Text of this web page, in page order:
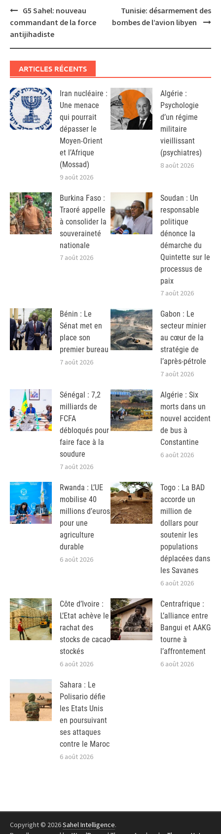
Post
navigation
G5 Sahel: nouveau
commandant de la force
antijihadiste
Tunisie: désarmement des
bombes de l’avion libyen
ARTICLES RÉCENTS
Iran nucléaire :
Une menace
qui pourrait
dépasser le
Moyen-Orient
et l’Afrique
(Mossad)
9 août 2026
Algérie :
Psychologie
d’un régime
militaire
vieillissant
(psychiatres)
8 août 2026
Burkina Faso :
Traoré appelle
à consolider la
souveraineté
nationale
7 août 2026
Soudan : Un
responsable
politique
dénonce la
démarche du
Quintette sur le
processus de
paix
7 août 2026
Bénin : Le
Sénat met en
place son
premier bureau
7 août 2026
Gabon : Le
secteur minier
au cœur de la
stratégie de
l’après-pétrole
7 août 2026
Sénégal : 7,2
milliards de
FCFA
débloqués pour
faire face à la
soudure
7 août 2026
Algérie : Six
morts dans un
nouvel accident
de bus à
Constantine
6 août 2026
Rwanda : L’UE
mobilise 40
millions d’euros
pour une
agriculture
durable
6 août 2026
Togo : La BAD
accorde un
million de
dollars pour
soutenir les
populations
déplacées dans
les Savanes
6 août 2026
Côte d’Ivoire :
L’Etat achève le
rachat des
stocks de cacao
stockés
6 août 2026
Centrafrique :
L’alliance entre
Bangui et AAKG
tourne à
l’affrontement
6 août 2026
Sahara : Le
Polisario défie
les Etats Unis
en poursuivant
ses attaques
contre le Maroc
6 août 2026
Copyright © 2026Sahel Intelligence.